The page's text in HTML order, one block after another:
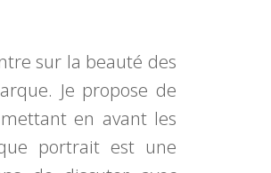
sur la beauté des
Je propose de
en avant les
portrait est une